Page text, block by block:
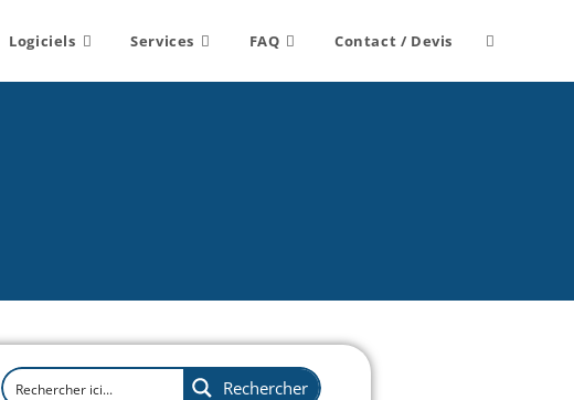
Logiciels Services FAQ Contact / Devis
Rechercher